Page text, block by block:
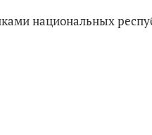
национальных